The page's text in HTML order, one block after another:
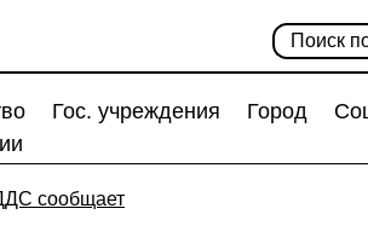
Гос. учреждения Город
сообщает